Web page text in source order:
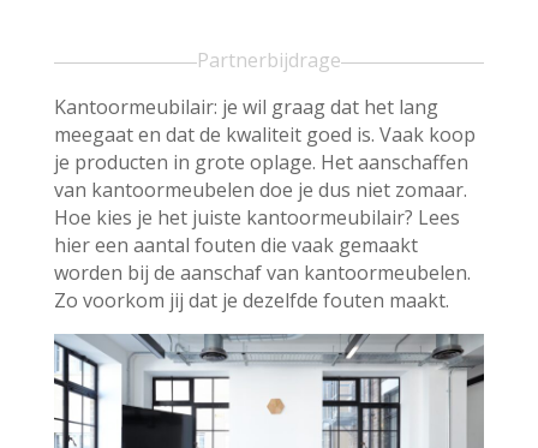
Partnerbijdrage
Kantoormeubilair: je wil graag dat het lang
meegaat en dat de kwaliteit goed is. Vaak koop
je producten in grote oplage. Het aanschaffen
van kantoormeubelen doe je dus niet zomaar.
Hoe kies je het juiste kantoormeubilair? Lees
hier een aantal fouten die vaak gemaakt
worden bij de aanschaf van kantoormeubelen.
Zo voorkom jij dat je dezelfde fouten maakt.